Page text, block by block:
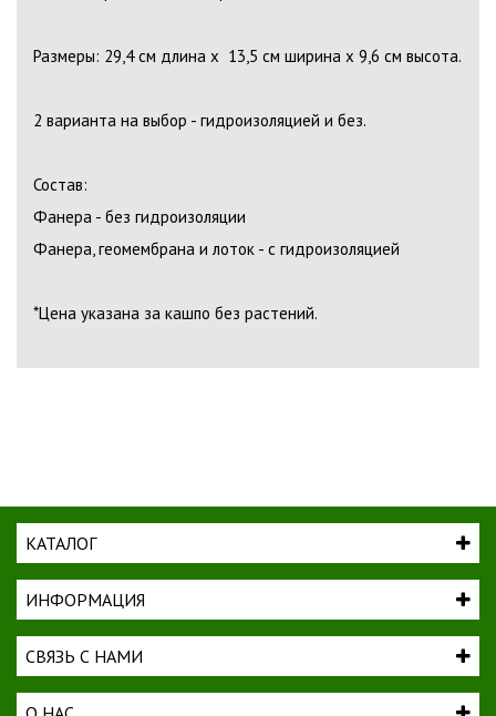
Размеры: 29,4 см длина х 13,5 см ширина х 9,6 см высота.
2 варианта на выбор - гидроизоляцией и без.
Состав:
Фанера - без гидроизоляции
Фанера, геомембрана и лоток - с гидроизоляцией
*Цена указана за кашпо без растений.
КАТАЛОГ
ИНФОРМАЦИЯ
СВЯЗЬ С НАМИ